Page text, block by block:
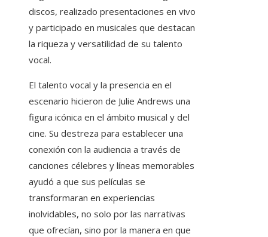
discos, realizado presentaciones en vivo
y participado en musicales que destacan
la riqueza y versatilidad de su talento
vocal.
El talento vocal y la presencia en el
escenario hicieron de Julie Andrews una
figura icónica en el ámbito musical y del
cine. Su destreza para establecer una
conexión con la audiencia a través de
canciones célebres y líneas memorables
ayudó a que sus películas se
transformaran en experiencias
inolvidables, no solo por las narrativas
que ofrecían, sino por la manera en que